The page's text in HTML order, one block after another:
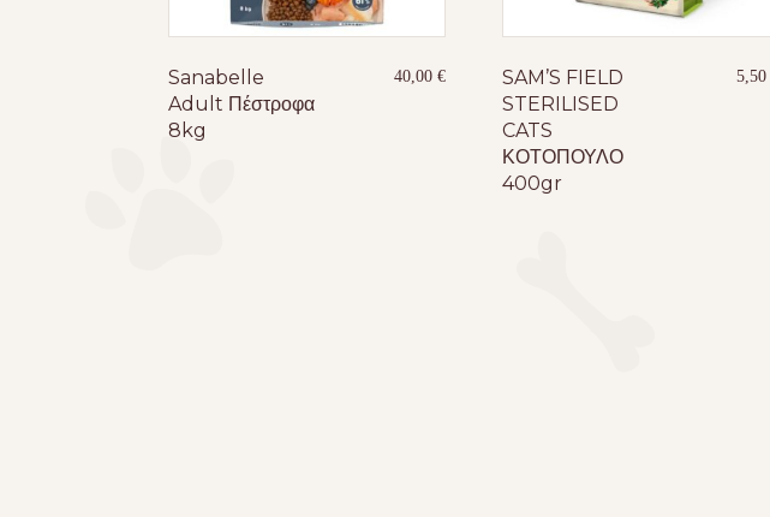
Sanabelle
Adult Πέστροφα
8kg
40,00€
SAM’S FIELD
STERILISED
CATS
ΚΟΤΟΠΟΥΛΟ
400gr
5,50